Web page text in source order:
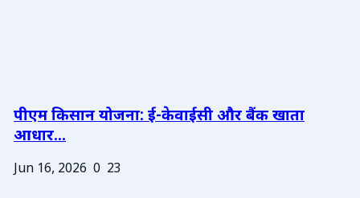
पीएम किसान योजना: ई-केवाईसी और बैंक खाता
आधार...
Jun 16, 2026 0 23